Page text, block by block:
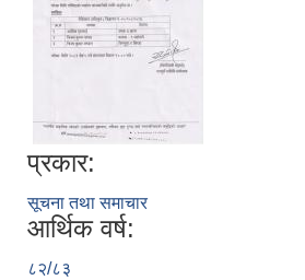
प्रकार:
सूचना तथा समाचार
आर्थिक वर्ष:
८२/८३